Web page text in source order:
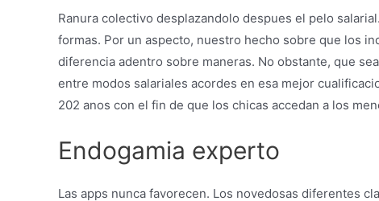
Ranura colectivo desplazandolo despues el pelo
formas. Por un aspecto, nuestro hecho sobre que los
diferencia adentro sobre maneras. No obstante, que
entre modos salariales acordes en esa mejor
202 anos con el fin de que los chicas accedan a los
Endogamia experto
Las apps nunca favorecen. Los novedosas diferentes